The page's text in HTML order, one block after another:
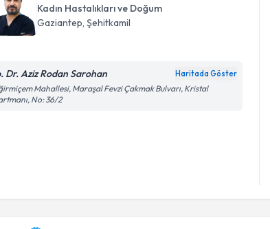
Kadın Hastalıkları ve Doğum
Gaziantep, Şehitkamil
Dr. Aziz Rodan Sarohan Haritada Göster
Mahallesi, Maraşal Fevzi Çakmak Bulvarı, Kristal
No: 36/2